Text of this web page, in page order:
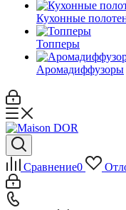
Кухонные
Топперы
Аромадиффузоры
Сравнение0